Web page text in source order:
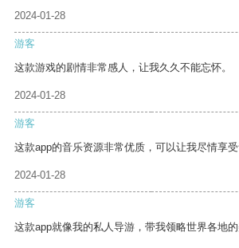
2024-01-28
游客
这款游戏的剧情非常感人，让我久久不能忘怀。
2024-01-28
游客
这款app的音乐资源非常优质，可以让我尽情享受
2024-01-28
游客
这款app就像我的私人导游，带我领略世界各地的